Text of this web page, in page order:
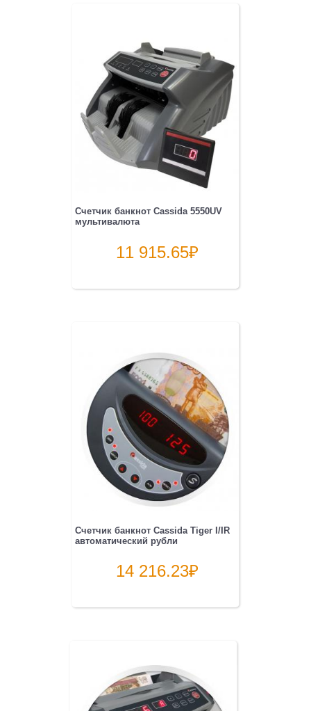
Счетчик банкнот Cassida 5550UV
мультивалюта
11 915.65₽
Счетчик банкнот Cassida Tiger I/IR
автоматический рубли
14 216.23₽